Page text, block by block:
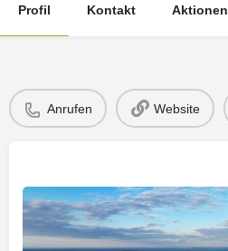
Profil Kontakt Aktionen
Anrufen Website